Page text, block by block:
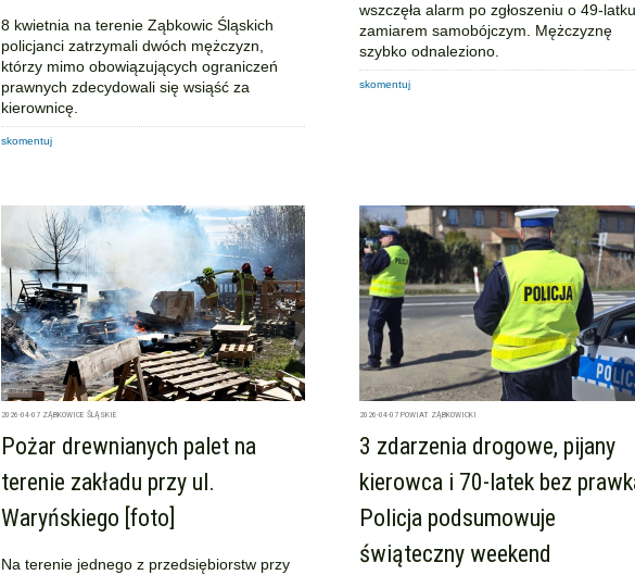
8 kwietnia na terenie Ząbkowic Śląskich
policjanci zatrzymali dwóch mężczyzn,
którzy mimo obowiązujących ograniczeń
prawnych zdecydowali się wsiąść za
kierownicę.
skomentuj
wszczęła alarm po zgłoszeniu o 49-
zamiarem samobójczym. Mężczyznę
szybko odnaleziono.
skomentuj
2026-04-07 ZĄBKOWICE ŚLĄSKIE
Pożar drewnianych palet na
terenie zakładu przy ul.
Waryńskiego [foto]
Na terenie jednego z przedsiębiorstw przy
2026-04-07 POWIAT ZĄBKOWICKI
3 zdarzenia drogowe, pijany
kierowca i 70-latek bez
Policja podsumowuje
świąteczny weekend